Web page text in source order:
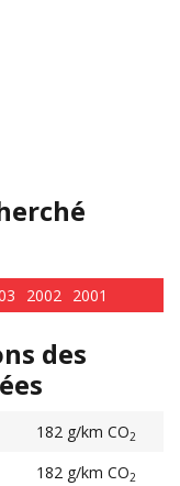
2002 2001
des
182 g/km CO2
182 g/km CO2